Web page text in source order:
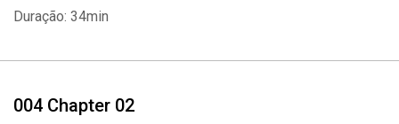
Duração: 34min
004 Chapter 02